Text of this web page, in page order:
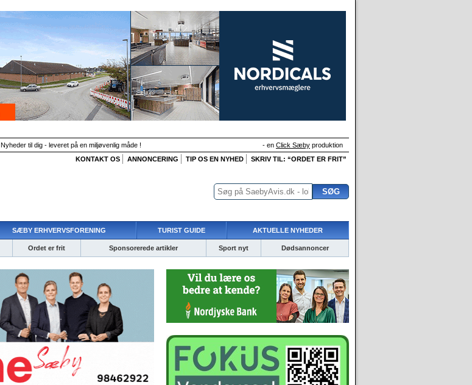
Nyheder til dig - leveret på en miljøvenlig måde ! - en Click Sæby produktion
KONTAKT OS
ANNONCERING TIP OS EN NYHED SKRIV TIL: “ORDET ER FRIT”
SÆBY ERHVERVSFORENING TURIST GUIDE AKTUELLE NYHEDER
Ordet er frit Sponsorerede artikler Sport nyt Dødsannoncer